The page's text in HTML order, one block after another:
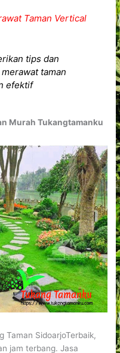
Taman Vertical
tips dan
taman
efektif
Murah Tukangtamanku
Taman SidoarjoTerbaik,
jam terbang. Jasa